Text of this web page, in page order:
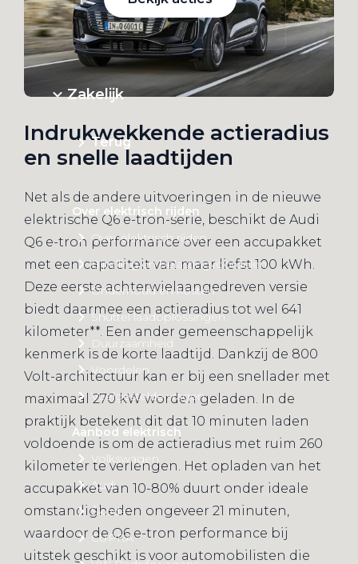
Zakelijk
Terug
Over elektrisch rijden
Over elektrisch rijden
Bijtelling en belastingvoordelen
Onderhoud en kosten
Shuttel laadoplossingen
Duurzaamheid
Voordelen
Veelgestelde vragen
Aanbod elektrisch
Volkswagen
Audi
Škoda
CUPRA
Indrukwekkende actieradius
en snelle laadtijden
Net als de andere uitvoeringen in de nieuwe
elektrische Q6 e-tron-serie, beschikt de Audi
Q6 e-tron performance over een accupakket
met een capaciteit van maar liefst 100 kWh.
Deze eerste achterwielaangedreven versie
biedt daarmee een actieradius tot wel 641
kilometer**. Een ander gemeenschappelijk
kenmerk is de korte laadtijd. Dankzij de 800
Volt-architectuur kan er bij een snellader met
maximaal 270 kW worden geladen. In de
praktijk betekent dit dat 10 minuten laden
voldoende is om de actieradius met ruim 260
kilometer te verlengen. Het opladen van het
accupakket van 10-80% duurt onder ideale
omstandigheden ongeveer 21 minuten,
waardoor de Q6 e-tron performance bij
uitstek geschikt is voor automobilisten die